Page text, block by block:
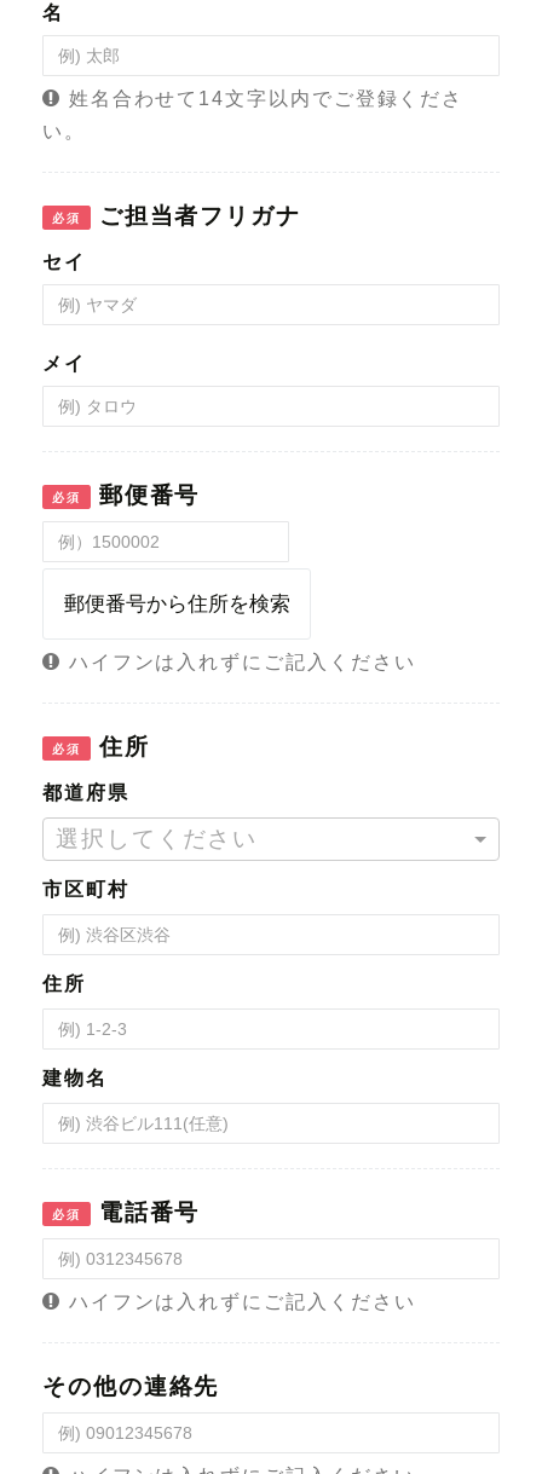
名
姓名合わせて14文字以内でご登録くださ
い。
必須 ご担当者フリガナ
セイ
メイ
必須 郵便番号
郵便番号から住所を検索
ハイフンは入れずにご記入ください
必須 住所
都道府県
選択してください
市区町村
住所
建物名
必須 電話番号
ハイフンは入れずにご記入ください
その他の連絡先